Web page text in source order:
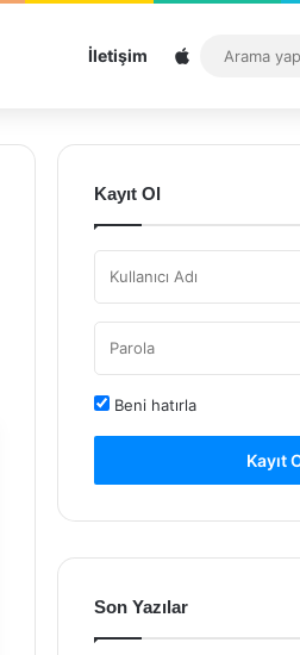
İletişim Sitemap
Kayıt Ol
Beni hatırla
Kayıt
Son Yazılar